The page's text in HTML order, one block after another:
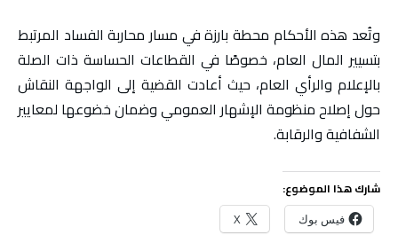
وتُعد هذه الأحكام محطة بارزة في مسار محاربة الفساد المرتبط
بتسيير المال العام، خصوصًا في القطاعات الحساسة ذات الصلة
بالإعلام والرأي العام، حيث أعادت القضية إلى الواجهة النقاش
حول إصلاح منظومة الإشهار العمومي وضمان خضوعها لمعايير
الشفافية والرقابة.
شارك هذا الموضوع:
فيس بوك X